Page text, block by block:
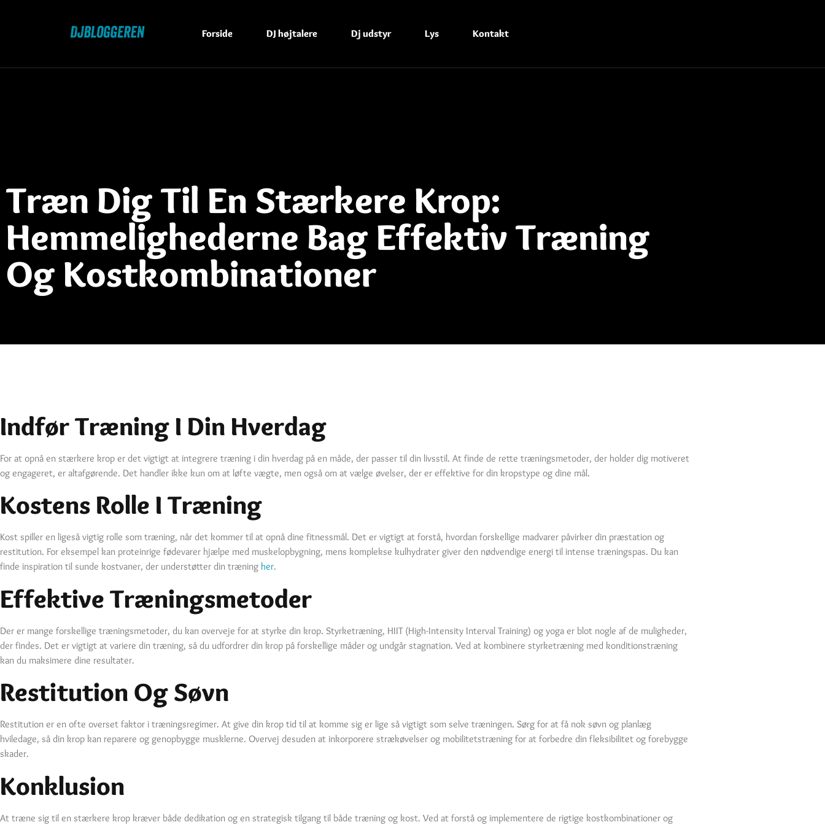
Forside DJ højtalere Dj udstyr Lys Kontakt
Træn Dig Til En Stærkere Krop:
Hemmelighederne Bag Effektiv Træning
Og Kostkombinationer
Indfør Træning I Din Hverdag
For at opnå en stærkere krop er det vigtigt at integrere træning i din hverdag på en måde, der passer til din livsstil. At finde de rette træningsmetoder, der holder dig motiveret
og engageret, er altafgørende. Det handler ikke kun om at løfte vægte, men også om at vælge øvelser, der er effektive for din kropstype og dine mål.
Kostens Rolle I Træning
Kost spiller en ligeså vigtig rolle som træning, når det kommer til at opnå dine fitnessmål. Det er vigtigt at forstå, hvordan forskellige madvarer påvirker din præstation og
restitution. For eksempel kan proteinrige fødevarer hjælpe med muskelopbygning, mens komplekse kulhydrater giver den nødvendige energi til intense træningspas. Du kan
finde inspiration til sunde kostvaner, der understøtter din træning her.
Effektive Træningsmetoder
Der er mange forskellige træningsmetoder, du kan overveje for at styrke din krop. Styrketræning, HIIT (High-Intensity Interval Training) og yoga er blot nogle af de muligheder,
der findes. Det er vigtigt at variere din træning, så du udfordrer din krop på forskellige måder og undgår stagnation. Ved at kombinere styrketræning med konditionstræning
kan du maksimere dine resultater.
Restitution Og Søvn
Restitution er en ofte overset faktor i træningsregimer. At give din krop tid til at komme sig er lige så vigtigt som selve træningen. Sørg for at få nok søvn og planlæg
hviledage, så din krop kan reparere og genopbygge musklerne. Overvej desuden at inkorporere strækøvelser og mobilitetstræning for at forbedre din fleksibilitet og forebygge
skader.
Konklusion
At træne sig til en stærkere krop kræver både dedikation og en strategisk tilgang til både træning og kost. Ved at forstå og implementere de rigtige kostkombinationer og